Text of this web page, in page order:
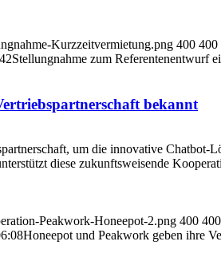
Kurzzeitvermietung.png 400 400
Stellungnahme zum Referentenentwurf
bekannt
um die innovative
diese zukunftsweisende
Peakwork-Honeepot-2.png 400 400
Honeepot und Peakwork geben ihre